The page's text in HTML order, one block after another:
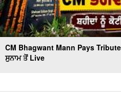
CM Bhagwant Mann Pays
ਸੁਨਾਮ ਤੋਂ Live